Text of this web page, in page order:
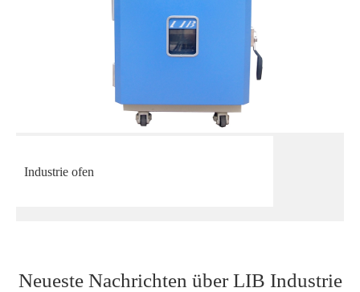
Industrie ofen
Neueste Nachrichten über LIB Industrie